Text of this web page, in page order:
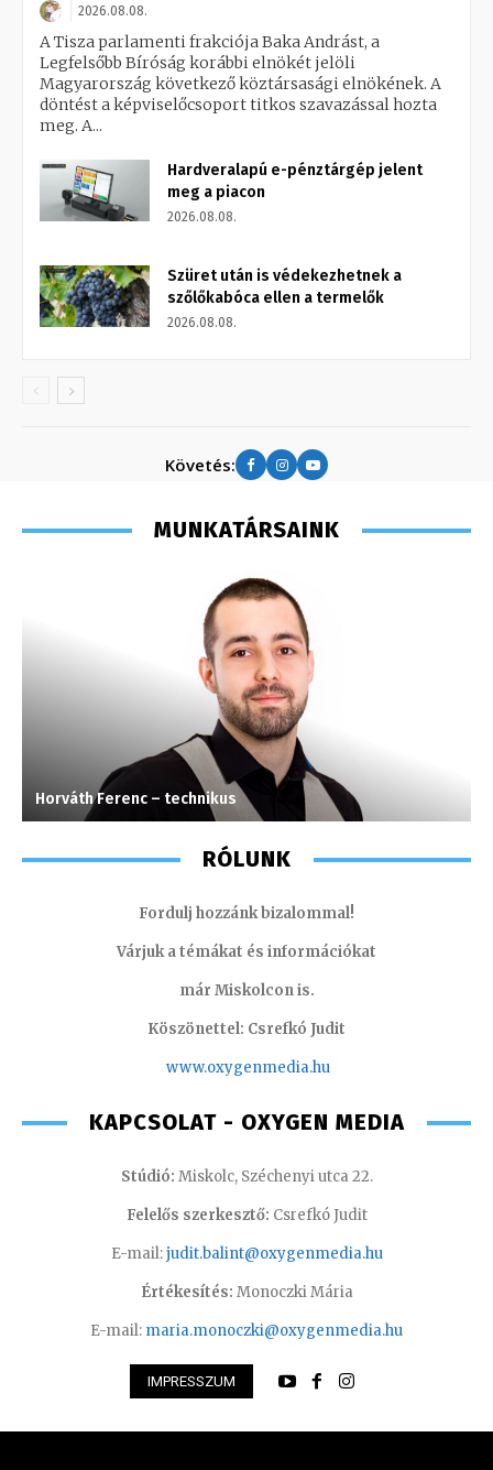
2026.08.08.
A Tisza parlamenti frakciója Baka Andrást, a
Legfelsőbb Bíróság korábbi elnökét jelöli
Magyarország következő köztársasági elnökének. A
döntést a képviselőcsoport titkos szavazással hozta
meg. A...
Hardveralapú e-pénztárgép jelent
meg a piacon
2026.08.08.
Szüret után is védekezhetnek a
szőlőkabóca ellen a termelők
2026.08.08.
Követés:
MUNKATÁRSAINK
Horváth Ferenc – technikus
RÓLUNK
Fordulj hozzánk bizalommal!
Várjuk a témákat és információkat
már Miskolcon is.
Köszönettel: Csrefkó Judit
www.oxygenmedia.hu
KAPCSOLAT - OXYGEN MEDIA
Stúdió: Miskolc, Széchenyi utca 22.
Felelős szerkesztő: Csrefkó Judit
E-mail:judit.balint@oxygenmedia.hu
Értékesítés: Monoczki Mária
E-mail: maria.monoczki@oxygenmedia.hu
IMPRESSZUM